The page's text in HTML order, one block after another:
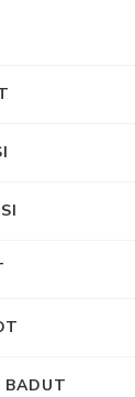
BADUT